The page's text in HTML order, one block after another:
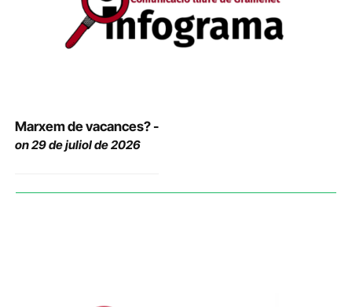
Marxem de vacances? -
on 29 de juliol de 2026